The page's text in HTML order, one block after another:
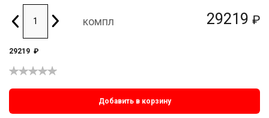
29219 ₽
компл
29219 ₽
Добавить в корзину